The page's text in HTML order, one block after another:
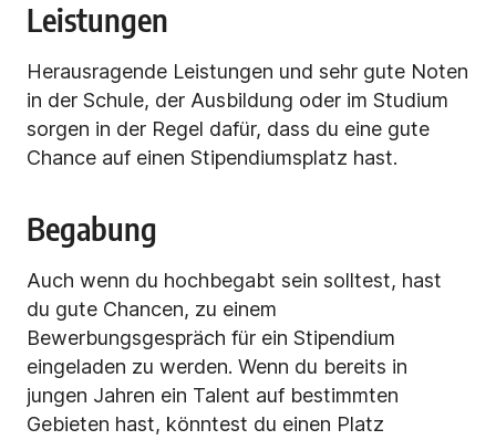
Leistungen
Herausragende Leistungen und sehr gute Noten
in der Schule, der Ausbildung oder im Studium
sorgen in der Regel dafür, dass du eine gute
Chance auf einen Stipendiumsplatz hast.
Begabung
Auch wenn du hochbegabt sein solltest, hast
du gute Chancen, zu einem
Bewerbungsgespräch für ein Stipendium
eingeladen zu werden. Wenn du bereits in
jungen Jahren ein Talent auf bestimmten
Gebieten hast, könntest du einen Platz